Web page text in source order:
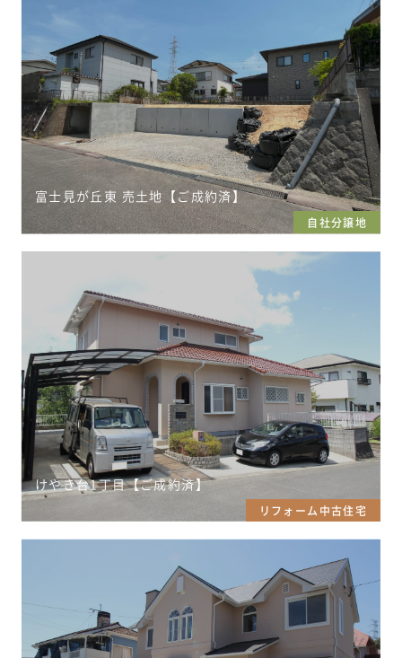
富士見が丘東 売土地【ご成約済】
自社分譲地
けやき台1丁目【ご成約済】
リフォーム中古住宅